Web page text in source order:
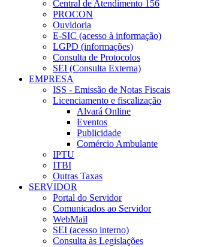
Central de Atendimento 156
PROCON
Ouvidoria
E-SIC (acesso à informação)
LGPD (informações)
Consulta de Protocolos
SEI (Consulta Externa)
EMPRESA
ISS - Emissão de Notas Fiscais
Licenciamento e fiscalização
Alvará Online
Eventos
Publicidade
Comércio Ambulante
IPTU
ITBI
Outras Taxas
SERVIDOR
Portal do Servidor
Comunicados ao Servidor
WebMail
SEI (acesso interno)
Consulta às Legislações